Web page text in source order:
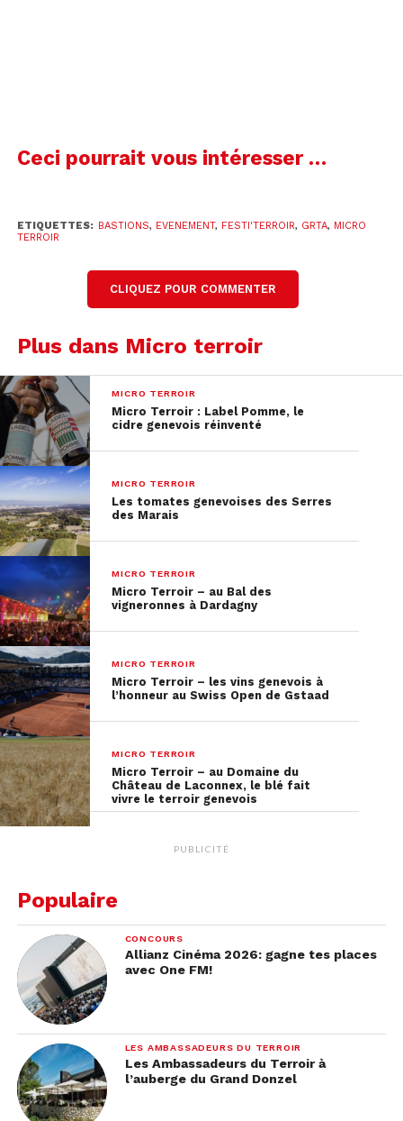
Ceci pourrait vous intéresser …
ETIQUETTES: BASTIONS, EVENEMENT, FESTI'TERROIR, GRTA, MICRO
TERROIR
CLIQUEZ POUR COMMENTER
Plus dans Micro terroir
MICRO TERROIR
Micro Terroir : Label Pomme, le
cidre genevois réinventé
MICRO TERROIR
Les tomates genevoises des Serres
des Marais
MICRO TERROIR
Micro Terroir – au Bal des
vigneronnes à Dardagny
MICRO TERROIR
Micro Terroir – les vins genevois à
l’honneur au Swiss Open de Gstaad
MICRO TERROIR
Micro Terroir – au Domaine du
Château de Laconnex, le blé fait
vivre le terroir genevois
PUBLICITÉ
Populaire
CONCOURS
Allianz Cinéma 2026: gagne tes places
avec One FM!
LES AMBASSADEURS DU TERROIR
Les Ambassadeurs du Terroir à
l’auberge du Grand Donzel